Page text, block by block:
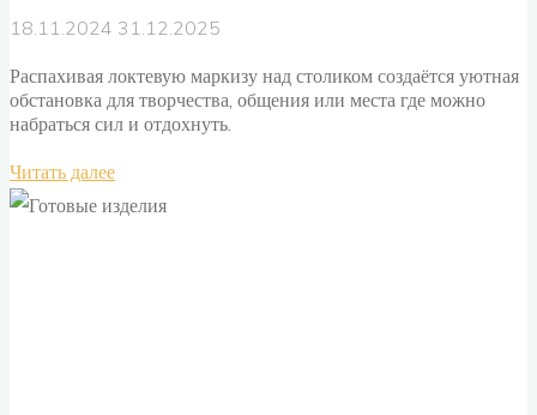
18.11.2024 31.12.2025
Распахивая локтевую маркизу над столиком создаётся уютная
обстановка для творчества, общения или места где можно
набраться сил и отдохнуть.
Читать далее"Локтевые
маркизы"